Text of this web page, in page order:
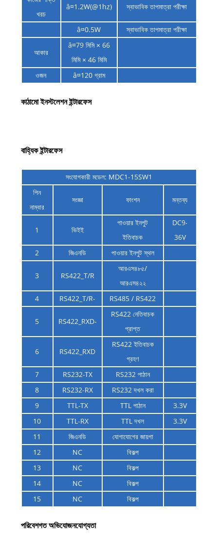
খরচ
â¤1.2W(@1hz) স্বাভাবিক তাপমাত্রা পরীক্ষা
â¤0.5W স্বাভাবিক তাপমাত্রা পরীক্ষা
আকার
â¤79 মিমি × 66
মিমি × 46 মিমি
ওজন
â¤120 গ্রাম
কাঠামো ইনস্টলেশন ইন্টারফেস
বাহ্যিক ইন্টারফেস
সংযোগকারী মডেল: MDC1-15SW1
পিন
নাম্বার
সংজ্ঞা ফাংশন মন্তব্য
1 ভিইই
পাওয়ার ইনপুট
ইতিবাচক
DC9-
36V
2
জিএনডি পাওয়ার ইনপুট স্থল
3 RS422_T/R
আরএস৪৮৫/
আরএস৪২২
4
RS422_T/R- RS485 / RS422
5 RS422_RXD-
RS422 নেতিবাচক
প্রাপ্ত
6 RS422_RXD
RS422 ইতিবাচক
গ্রহণ
7
RS232-TX
RS232 পাঠান
8
RS232-RX
RS232 দখল করা
9
TTL-TX TTL পাঠান
3.3V
10
TTL-RX TTL দখল
3.3V
11
জিএনডি
যোগাযোগের জায়গা
12
NC
বিকল্প
13
NC
বিকল্প
14
NC
বিকল্প
15
NC বিকল্প
পরিবেশগত অভিযোজনযোগ্যতা